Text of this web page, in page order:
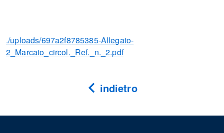
./uploads/697a2f8785385-Allegato-
2_Marcato_circol._Ref._n._2.pdf
indietro